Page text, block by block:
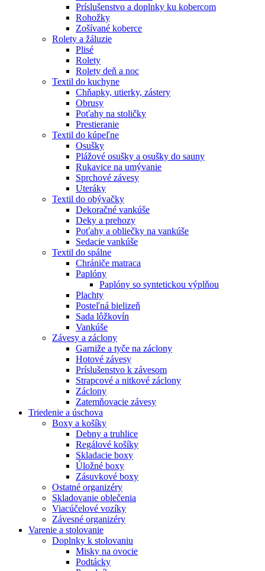
Príslušenstvo a doplnky ku kobercom
Rohožky
Zošívané koberce
Rolety a žáluzie
Plisé
Rolety
Rolety deň a noc
Textil do kuchyne
Chňapky, utierky, zástery
Obrusy
Poťahy na stoličky
Prestieranie
Textil do kúpeľne
Osušky
Plážové osušky a osušky do sauny
Rukavice na umývanie
Sprchové závesy
Uteráky
Textil do obývačky
Dekoračné vankúše
Deky a prehozy
Poťahy a obliečky na vankúše
Sedacie vankúše
Textil do spálne
Chrániče matraca
Paplóny
Paplóny so syntetickou výplňou
Plachty
Posteľná bielizeň
Sada lôžkovín
Vankúše
Závesy a záclony
Garniže a tyče na záclony
Hotové závesy
Príslušenstvo k závesom
Strapcové a nitkové záclony
Záclony
Zatemňovacie závesy
Triedenie a úschova
Boxy a košíky
Debny a truhlice
Regálové košíky
Skladacie boxy
Úložné boxy
Zásuvkové boxy
Ostatné organizéry
Skladovanie oblečenia
Viacúčelové vozíky
Závesné organizéry
Varenie a stolovanie
Doplnky k stolovaniu
Misky na ovocie
Podtácky